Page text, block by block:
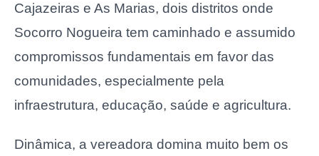
Cajazeiras e As Marias, dois distritos onde
Socorro Nogueira tem caminhado e assumido
compromissos fundamentais em favor das
comunidades, especialmente pela
infraestrutura, educação, saúde e agricultura.
Dinâmica, a vereadora domina muito bem os